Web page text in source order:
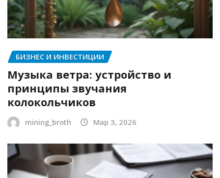
БИЗНЕС И ИНВЕСТИЦИИ
Музыка ветра: устройство и
принципы звучания
колокольчиков
mining_broth Мар 3, 2026